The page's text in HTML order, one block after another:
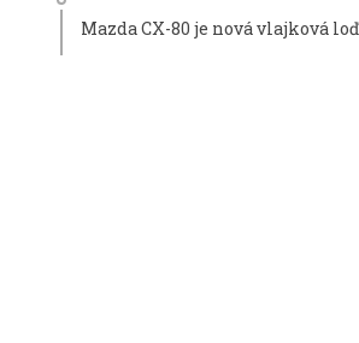
Mazda CX-80 je nová vlajková